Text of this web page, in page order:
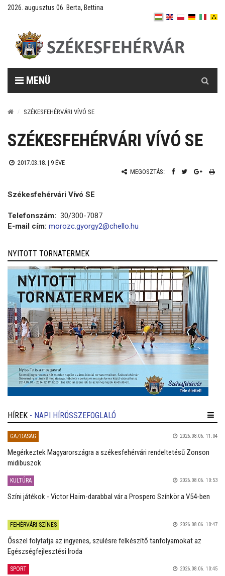
2026. augusztus 06. Berta, Bettina
MENÜ
SZÉKESFEHÉRVÁRI VÍVÓ SE
SZÉKESFEHÉRVÁRI VÍVÓ SE
2017.03.18. | 9 ÉVE
MEGOSZTÁS:
Székesfehérvári Vívó SE
Telefonszám: 30/300-7087
E-mail cím: morozc.gyorgy2@chello.hu
NYITOTT TORNATERMEK
HÍREK - NAPI HÍRÖSSZEFOGLALÓ
GAZDASÁG 2026.08.06. 11:04
Megérkeztek Magyarországra a székesfehérvári rendeltetésű Zonson
midibuszok
KULTÚRA 2026.08.06. 10:53
Színi játékok - Victor Haïm-darabbal vár a Prospero Színkör a V54-ben
FEHÉRVÁRI SZÍNES 2026.08.06. 10:47
Ősszel folytatja az ingyenes, szülésre felkészítő tanfolyamokat az
Egészségfejlesztési Iroda
SPORT 2026.08.06. 10:45